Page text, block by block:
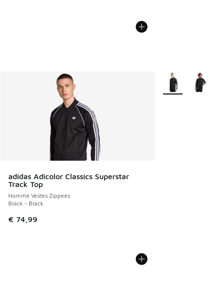
adidas Adicolor Classics Superstar
Track Top
Homme Vestes Zippees
Black - Black
€ 74,99
Plus de couleurs